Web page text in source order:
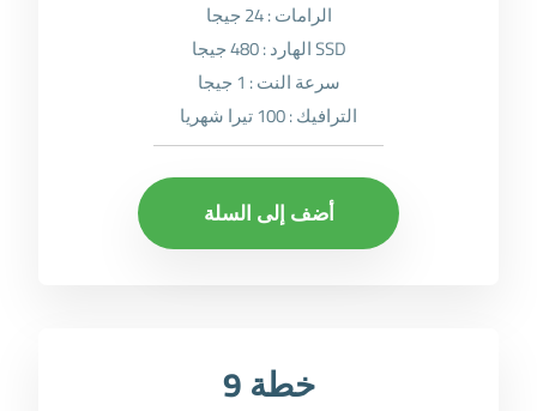
الرامات : 24 جيجا
SSD الهارد : 480 جيجا
سرعة النت : 1 جيجا
الترافيك : 100 تيرا شهريا
أضف إلى السلة
خطة 9